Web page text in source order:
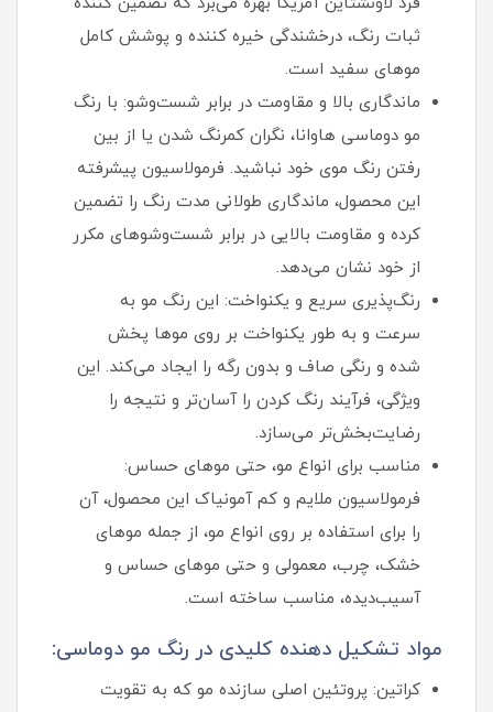
ثبات رنگ، درخشندگی خیره‌ کننده و پوشش کامل
موهای سفید است.
ماندگاری بالا و مقاومت در برابر شست‌وشو: با رنگ
مو دوماسی هاوانا، نگران کمرنگ شدن یا از بین
رفتن رنگ موی خود نباشید. فرمولاسیون پیشرفته
این محصول، ماندگاری طولانی‌ مدت رنگ را تضمین
کرده و مقاومت بالایی در برابر شست‌وشوهای مکرر
از خود نشان می‌دهد.
رنگ‌پذیری سریع و یکنواخت: این رنگ مو به
سرعت و به طور یکنواخت بر روی موها پخش
شده و رنگی صاف و بدون رگه را ایجاد می‌کند. این
ویژگی، فرآیند رنگ کردن را آسان‌تر و نتیجه را
رضایت‌بخش‌تر می‌سازد.
مناسب برای انواع مو، حتی موهای حساس:
فرمولاسیون ملایم و کم‌ آمونیاک این محصول، آن
را برای استفاده بر روی انواع مو، از جمله موهای
خشک، چرب، معمولی و حتی موهای حساس و
آسیب‌دیده، مناسب ساخته است.
مواد تشکیل دهنده کلیدی در رنگ مو دوماسی:
کراتین: پروتئین اصلی سازنده مو که به تقویت